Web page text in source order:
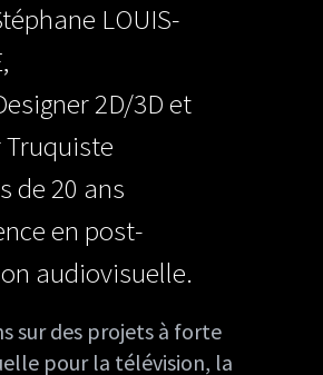
LOUIS-
2D/3D et
de 20 ans
en post-
audiovisuelle.
sur des projets à forte
pour la télévision, la